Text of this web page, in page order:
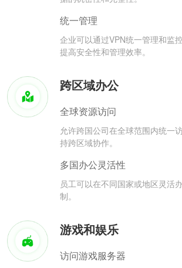
统一管理
企业可以通过VPN统一管理和监
提高安全性和管理效率。
跨区域办公
全球资源访问
允许跨国公司在全球范围内统一
持跨区域协作。
多国办公灵活性
员工可以在不同国家或地区灵活
制。
游戏和娱乐
访问游戏服务器